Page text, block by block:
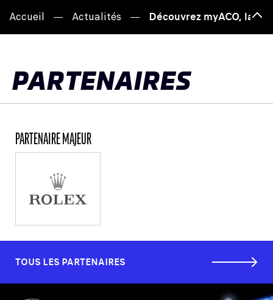
Accueil Actualités Découvrez myACO, la
de
PARTENAIRES
PARTENAIRE MAJEUR
TOUS LES PARTENAIRES